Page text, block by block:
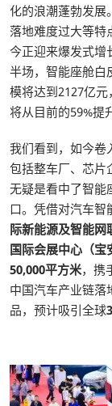
化的浪潮蓬勃发展
落地难度过大等特
今正迎来爆发式增
半场，智能座舱白
模将达到2127亿
将从目前的59%提
我们看到，如今卷
包括整车厂、芯片
无疑是看中了智能
口。凭借对汽车智
际新能源及智能网
国际会展中心（宝
50,000平方米，携
中国汽车产业链落
品，预计吸引全球